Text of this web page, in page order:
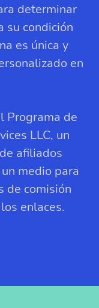
determinar
su condición
es única y
en
Programa de
LLC, un
afiliados
medio para
de comisión
enlaces.